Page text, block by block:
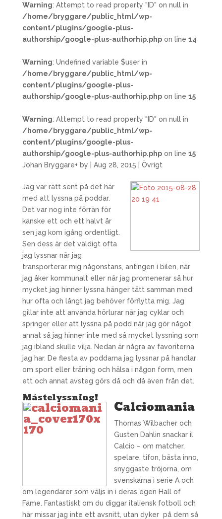
Warning: Attempt to read property "ID" on null in
/home/bryggare/public_html/wp-
content/plugins/google-plus-
authorship/google-plus-authorhip.phpon line 14
Warning: Undefined variable $user in
/home/bryggare/public_html/wp-
content/plugins/google-plus-
authorship/google-plus-authorhip.phpon line 15
Warning: Attempt to read property "ID" on null in
/home/bryggare/public_html/wp-
content/plugins/google-plus-
authorship/google-plus-authorhip.phpon line 15
Johan Bryggare+ by Aug 28, 2015 Övrigt
Jag var rätt sent på det här
med att lyssna på poddar.
Det var nog inte förrän för
kanske ett och ett halvt år
sen jag kom igång ordentligt.
Sen dess är det väldigt ofta
jag lyssnar när jag
transporterar mig någonstans, antingen i bilen, när
jag åker kommunalt eller när jag promenerar så hur
mycket jag hinner lyssna hänger tätt samman med
hur ofta och långt jag behöver förflytta mig. Jag
gillar inte att använda hörlurar när jag cyklar och
springer eller att lyssna på podd när jag gör något
annat så jag hinner inte med så mycket lyssning som
jag ibland skulle vilja. Nedan är några av favoriterna
jag har. De flesta av poddarna jag lyssnar på handlar
om sport eller träning och hälsa i någon form, men
ett och annat avsteg görs då och då även från det.
Måstelyssning!
Calciomania
Thomas Wilbacher och
Gusten Dahlin snackar il
Calcio – om matcher,
spelare, tifon, bästa inno,
snyggaste tröjorna, om
svenskarna i serie A och
om legendarer som väljs in i deras egen Hall of
Fame. Fantastiskt om du diggar italiensk fotboll och
här missar jag inte ett avsnitt, utan dyker på dem så